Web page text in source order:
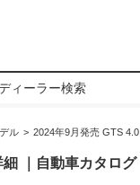
ィーラー検索
ル 2024年9月発売 GTS 4.0
｜自動車カタログ